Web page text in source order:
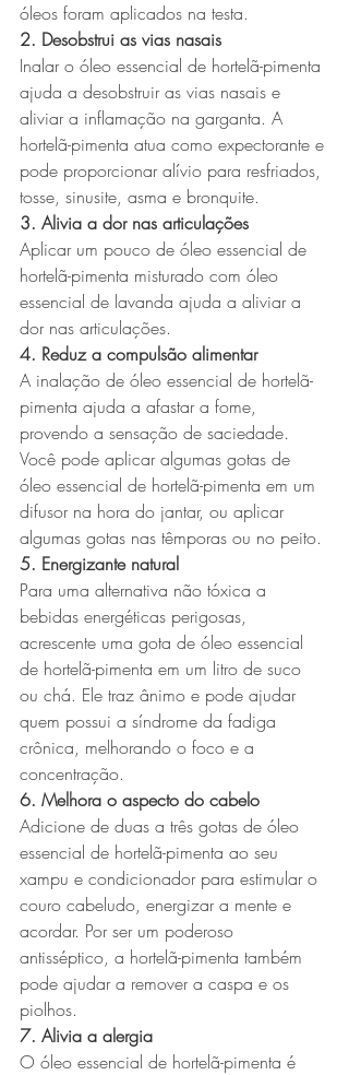
óleos foram aplicados na testa.
2. Desobstrui as vias nasais
Inalar o óleo essencial de hortelã-pimenta
ajuda a desobstruir as vias nasais e
aliviar a inflamação na garganta. A
hortelã-pimenta atua como expectorante e
pode proporcionar alívio para resfriados,
tosse, sinusite, asma e bronquite.
3. Alivia a dor nas articulações
Aplicar um pouco de óleo essencial de
hortelã-pimenta misturado com óleo
essencial de lavanda ajuda a aliviar a
dor nas articulações.
4. Reduz a compulsão alimentar
A inalação de óleo essencial de hortelã-
pimenta ajuda a afastar a fome,
provendo a sensação de saciedade.
Você pode aplicar algumas gotas de
óleo essencial de hortelã-pimenta em um
difusor na hora do jantar, ou aplicar
algumas gotas nas têmporas ou no peito.
5. Energizante natural
Para uma alternativa não tóxica a
bebidas energéticas perigosas,
acrescente uma gota de óleo essencial
de hortelã-pimenta em um litro de suco
ou chá. Ele traz ânimo e pode ajudar
quem possui a síndrome da fadiga
crônica, melhorando o foco e a
concentração.
6. Melhora o aspecto do cabelo
Adicione de duas a três gotas de óleo
essencial de hortelã-pimenta ao seu
xampu e condicionador para estimular o
couro cabeludo, energizar a mente e
acordar. Por ser um poderoso
antisséptico, a hortelã-pimenta também
pode ajudar a remover a caspa e os
piolhos.
7. Alivia a alergia
O óleo essencial de hortelã-pimenta é